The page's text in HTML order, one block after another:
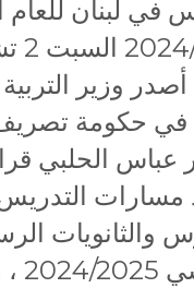
في لبنان
2024 أصدر وزير
في حكومة
عباس الحلبي
مسارات
والثانويات